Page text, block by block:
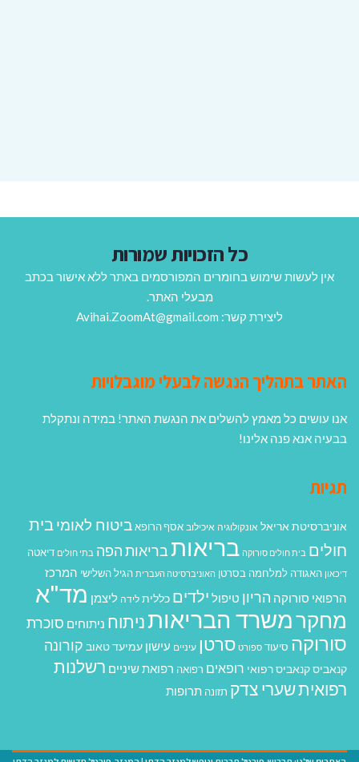
כל הזכויות שמורות
אין לעשות שימוש בחומרים המפורסמים באתר ללא אישור בכתב
מבעלי האתר.
ליצירת קשר: Avihai.ZoomAt@gmail.com
האתר בתהליך הנגשה לבעלי מוגבלויות
אנו עושים כל מאמץ להשלים את הנגשת האתר! במידה ונתקלת
בבעיה אנא פנה אלינו!
תגיות
אוניברסיטת אריאל אונקולוגיה איכילוב אסף הרופא ביטוח לאומי בית
חולים בית חולים סורוקה בריאות בריאות הפה בתי חולים דיאטה
דיכאון האגודה למלחמה בסרטן האוניברסיטה העברית הגיל השלישי המרכז
הרפואי סורוקה הריון טיפול ילדים כללית לידה ליצמן מד"א
מחקרמשרד הבריאות ניתוח ניתוחים סוכרת
סורוקה סיעוד ספורט סרטן עיניים עישון עמיעד טאוב קורונה
קנאביסקנאביס רפואי רופאים רפואה רפואת שיניים רשלנות
רפואיתשערי צדק תזונה תרופות